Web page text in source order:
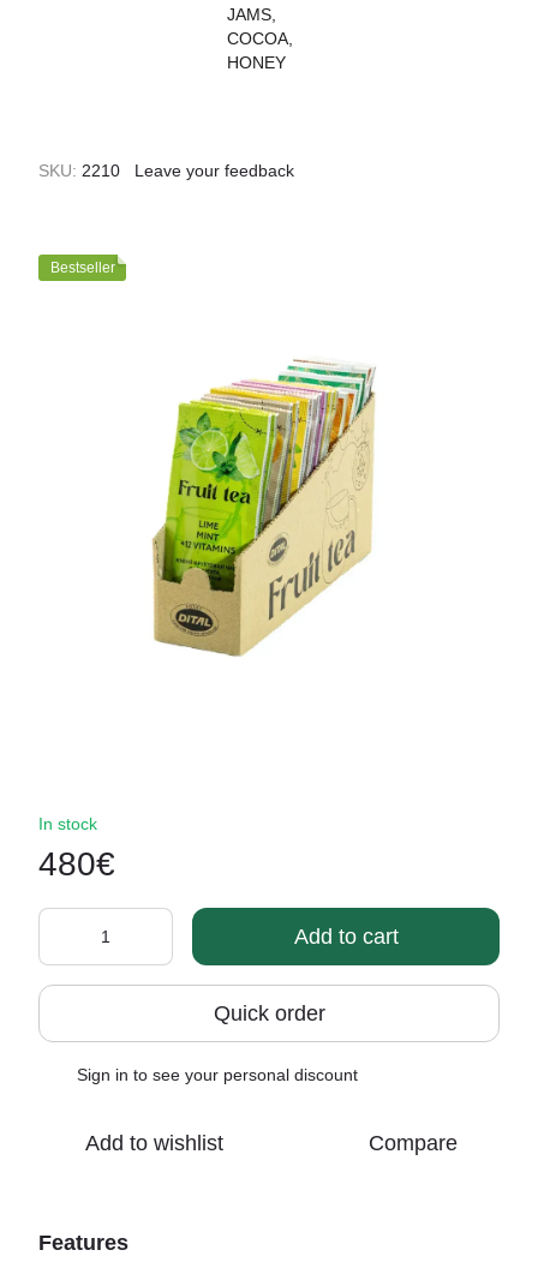
SKU: 2210 Leave your feedback
Bestseller
In stock
480€
Add to cart
Quick order
Sign in to see your personal discount
Add to wishlist Compare
Features